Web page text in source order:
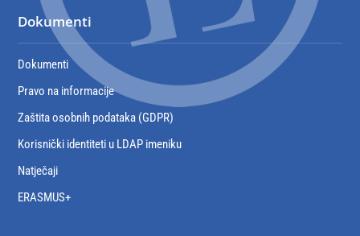
Dokumenti
Dokumenti
Pravo na informacije
Zaštita osobnih podataka (GDPR)
Korisnički identiteti u LDAP imeniku
Natječaji
ERASMUS+